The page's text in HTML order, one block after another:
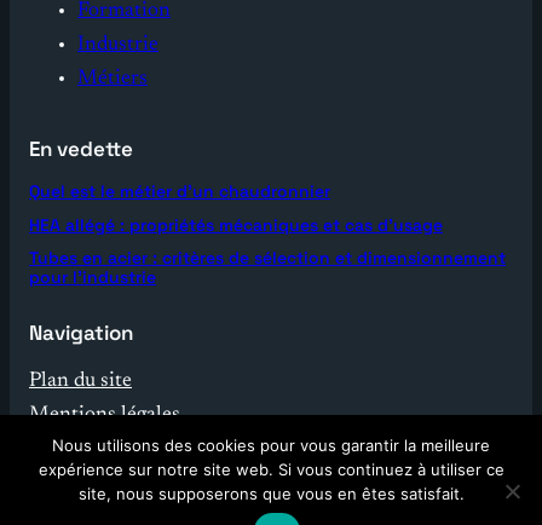
Formation
Industrie
Métiers
En vedette
Quel est le métier d’un chaudronnier
HEA allégé : propriétés mécaniques et cas d’usage
Tubes en acier : critères de sélection et dimensionnement
pour l’industrie
Navigation
Plan du site
Mentions légales
Contact
© 2026 Enko Industrie. Tous droits réservés.
Nous utilisons des cookies pour vous garantir la meilleure
expérience sur notre site web. Si vous continuez à utiliser ce
site, nous supposerons que vous en êtes satisfait.